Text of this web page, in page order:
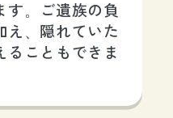
す。ご遺族の負
え、隠れていた
ることもできま